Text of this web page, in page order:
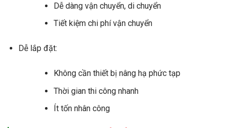
Dễ dàng vận chuyển, di chuyển
Tiết kiệm chi phí vận chuyển
Dễ lắp đặt:
Không cần thiết bị nâng hạ phức tạp
Thời gian thi công nhanh
Ít tốn nhân công